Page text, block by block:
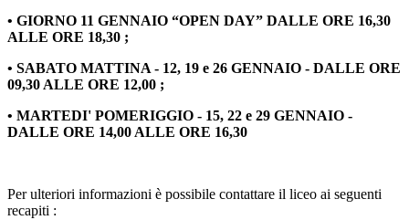
• GIORNO 11 GENNAIO “OPEN DAY” DALLE ORE 16,30
ALLE ORE 18,30 ;
• SABATO MATTINA - 12, 19 e 26 GENNAIO - DALLE ORE
09,30 ALLE ORE 12,00 ;
• MARTEDI' POMERIGGIO - 15, 22 e 29 GENNAIO -
DALLE ORE 14,00 ALLE ORE 16,30
Per ulteriori informazioni è possibile contattare il liceo ai seguenti
recapiti :